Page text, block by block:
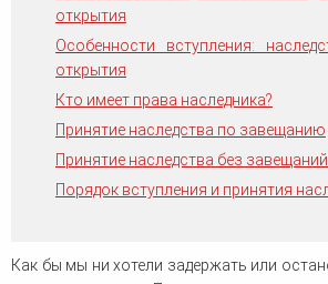
Видео ММКА
Для юридических лиц
открытия
Особенности вступления:
открытия
Кто имеет права наследника?
Принятие наследства по завещанию
Принятие наследства без
Порядок вступления и принятия
Как бы мы ни хотели задержать или